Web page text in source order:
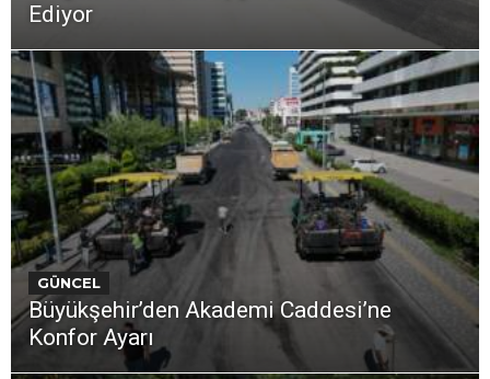
Ediyor
GÜNCEL
Büyükşehir’den Akademi Caddesi’ne
Konfor Ayarı